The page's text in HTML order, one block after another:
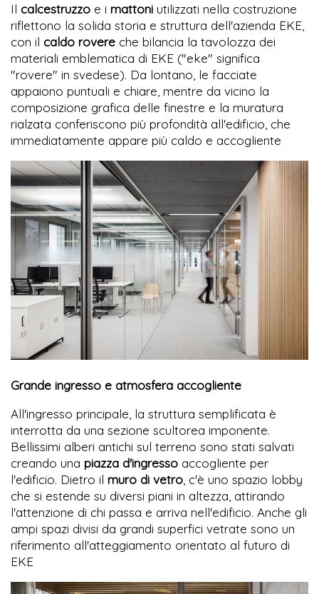
Il calcestruzzo e i mattoni utilizzati nella costruzione
riflettono la solida storia e struttura dell'azienda EKE,
con il caldo rovere che bilancia la tavolozza dei
materiali emblematica di EKE ("eke" significa
"rovere" in svedese). Da lontano, le facciate
appaiono puntuali e chiare, mentre da vicino la
composizione grafica delle finestre e la muratura
rialzata conferiscono più profondità all'edificio, che
immediatamente appare più caldo e accogliente
Grande ingresso e atmosfera accogliente
All'ingresso principale, la struttura semplificata è
interrotta da una sezione scultorea imponente.
Bellissimi alberi antichi sul terreno sono stati salvati
creando una piazza d'ingresso accogliente per
l'edificio. Dietro il muro di vetro , c'è uno spazio lobby
che si estende su diversi piani in altezza, attirando
l'attenzione di chi passa e arriva nell'edificio. Anche gli
ampi spazi divisi da grandi superfici vetrate sono un
riferimento all'atteggiamento orientato al futuro di
EKE